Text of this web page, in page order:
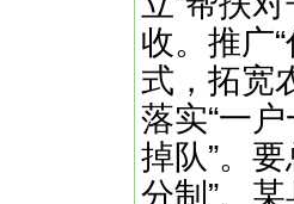
收。推广
式，拓宽
落实“一
掉队”。
分制”、